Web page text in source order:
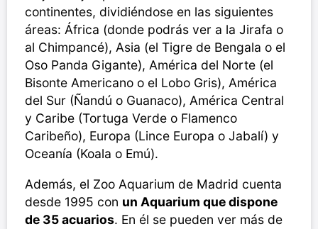
continentes, dividiéndose en las siguientes
áreas: África (donde podrás ver a la Jirafa o
al Chimpancé), Asia (el Tigre de Bengala o el
Oso Panda Gigante), América del Norte (el
Bisonte Americano o el Lobo Gris), América
del Sur (Ñandú o Guanaco), América Central
y Caribe (Tortuga Verde o Flamenco
Caribeño), Europa (Lince Europa o Jabalí) y
Oceanía (Koala o Emú).
Además, el Zoo Aquarium de Madrid cuenta
desde 1995 con un Aquarium que dispone
de 35 acuarios. En él se pueden ver más de